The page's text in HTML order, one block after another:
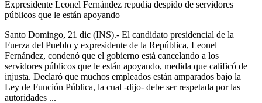
Expresidente Leonel Fernández repudia despido de servidores
públicos que le están apoyando
Santo Domingo, 21 dic (INS).- El candidato presidencial de la
Fuerza del Pueblo y expresidente de la República, Leonel
Fernández, condenó que el gobierno está cancelando a los
servidores públicos que le están apoyando, medida que calificó de
injusta. Declaró que muchos empleados están amparados bajo la
Ley de Función Pública, la cual -dijo- debe ser respetada por las
autoridades ...